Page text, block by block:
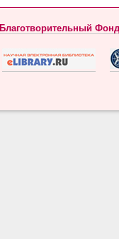
Благотворительный